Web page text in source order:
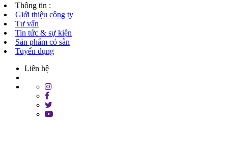
Thông tin :
Giới thiệu công ty
Tư vấn
Tin tức & sự kiện
Sản phẩm có sẵn
Tuyển dụng
Liên hệ